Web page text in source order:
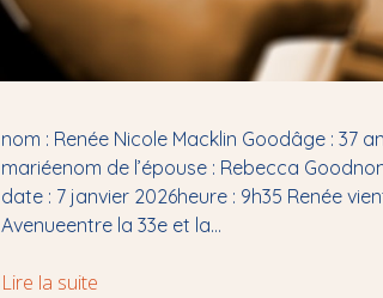
nom : Renée Nicole Macklin Goodâge : 37
mariéenom de l’épouse : Rebecca
date : 7 janvier 2026heure : 9h35 Renée
Avenueentre la 33e et la…
Lire la suite